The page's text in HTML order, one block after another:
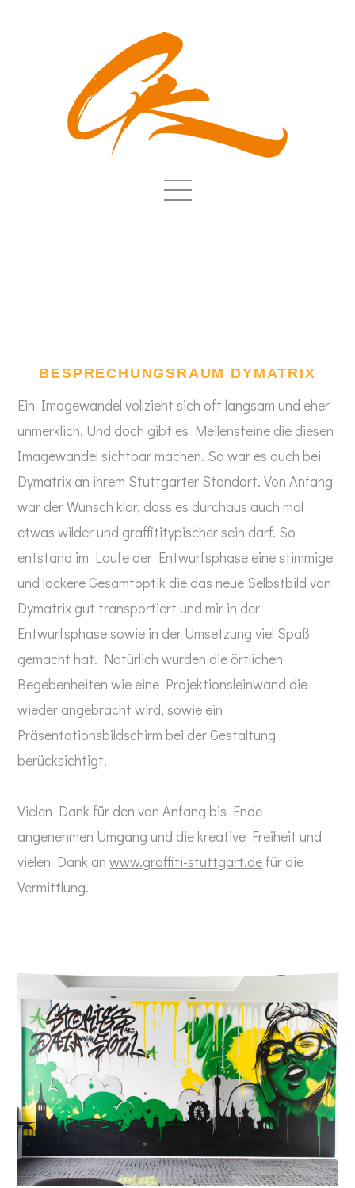
BESPRECHUNGSRAUM DYMATRIX
Ein Imagewandel vollzieht sich oft langsam und eher
unmerklich. Und doch gibt es Meilensteine die diesen
Imagewandel sichtbar machen. So war es auch bei
Dymatrix an ihrem Stuttgarter Standort. Von Anfang
war der Wunsch klar, dass es durchaus auch mal
etwas wilder und graffititypischer sein darf. So
entstand im Laufe der Entwurfsphase eine stimmige
und lockere Gesamtoptik die das neue Selbstbild von
Dymatrix gut transportiert und mir in der
Entwurfsphase sowie in der Umsetzung viel Spaß
gemacht hat. Natürlich wurden die örtlichen
Begebenheiten wie eine Projektionsleinwand die
wieder angebracht wird, sowie ein
Präsentationsbildschirm bei der Gestaltung
berücksichtigt.
Vielen Dank für den von Anfang bis Ende
angenehmen Umgang und die kreative Freiheit und
vielen Dank anwww.graffiti-stuttgart.de für die
Vermittlung.